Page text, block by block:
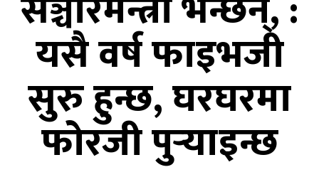
यसै वर्ष फाइभजी
सुरु हुन्छ, घरघरमा
फोरजी पुर्‍याइन्छ